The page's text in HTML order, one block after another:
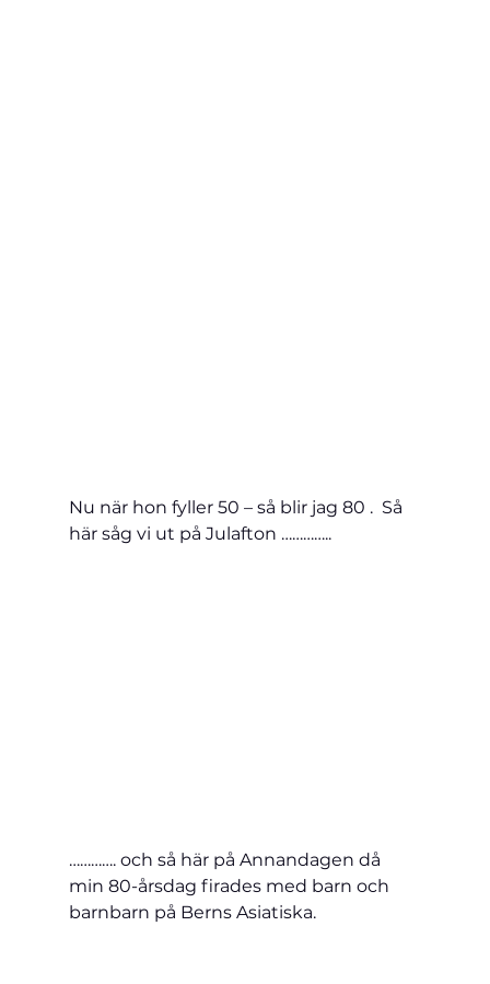
Nu när hon fyller 50 – så blir jag 80 .  Så
här såg vi ut på Julafton …………..
…………. och så här på Annandagen då
min 80-årsdag firades med barn och
barnbarn på Berns Asiatiska.